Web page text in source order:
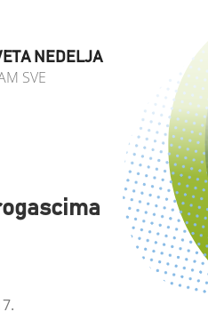
NEDELJA
SVE